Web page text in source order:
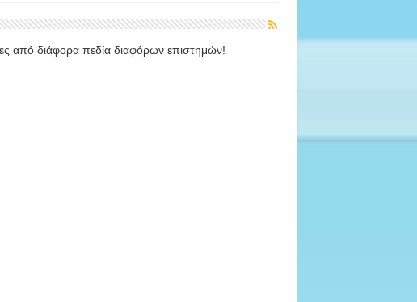
από διάφορα πεδία διαφόρων επιστημών!